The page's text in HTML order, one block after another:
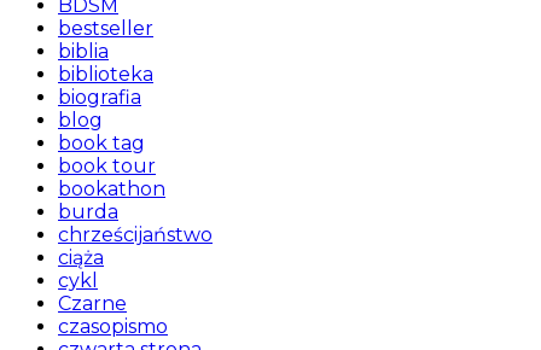
BDSM
bestseller
biblia
biblioteka
biografia
blog
book tag
book tour
bookathon
burda
chrześcijaństwo
ciąża
cykl
Czarne
czasopismo